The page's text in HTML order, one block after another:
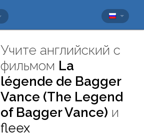
Учите английский с
фильмом La
légende de Bagger
Vance (The Legend
of Bagger Vance) и
fleex